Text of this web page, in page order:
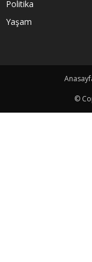
Politika
Yaşam
©